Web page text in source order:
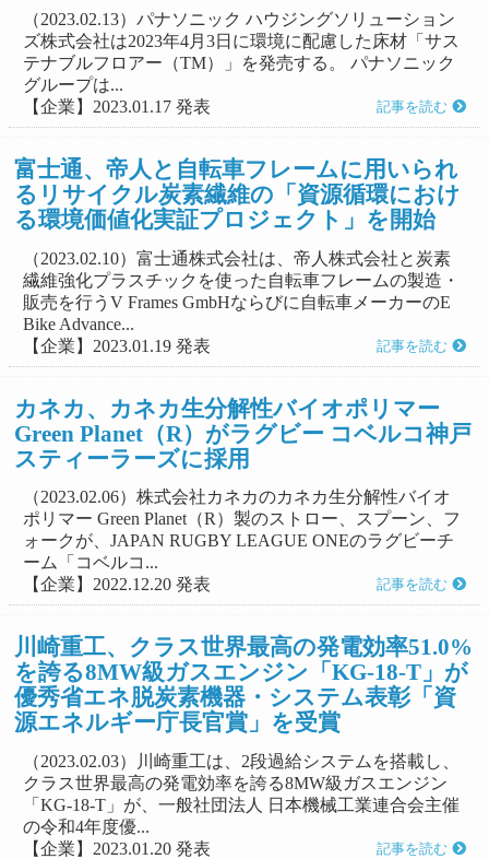
（2023.02.13）パナソニック ハウジングソリューション
ズ株式会社は2023年4月3日に環境に配慮した床材「サス
テナブルフロアー（TM）」を発売する。 パナソニック
グループは...
【企業】2023.01.17 発表
記事を読む
富士通、帝人と自転車フレームに用いられ
るリサイクル炭素繊維の「資源循環におけ
る環境価値化実証プロジェクト」を開始
（2023.02.10）富士通株式会社は、帝人株式会社と炭素
繊維強化プラスチックを使った自転車フレームの製造・
販売を行うV Frames GmbHならびに自転車メーカーのE
Bike Advance...
【企業】2023.01.19 発表
記事を読む
カネカ、カネカ生分解性バイオポリマー
Green Planet（R）がラグビー コベルコ神戸
スティーラーズに採用
（2023.02.06）株式会社カネカのカネカ生分解性バイオ
ポリマー Green Planet（R）製のストロー、スプーン、フ
ォークが、JAPAN RUGBY LEAGUE ONEのラグビーチ
ーム「コベルコ...
【企業】2022.12.20 発表
記事を読む
川崎重工、クラス世界最高の発電効率51.0%
を誇る8MW級ガスエンジン「KG-18-T」が
優秀省エネ脱炭素機器・システム表彰「資
源エネルギー庁長官賞」を受賞
（2023.02.03）川崎重工は、2段過給システムを搭載し、
クラス世界最高の発電効率を誇る8MW級ガスエンジン
「KG-18-T」が、一般社団法人 日本機械工業連合会主催
の令和4年度優...
【企業】2023.01.20 発表
記事を読む